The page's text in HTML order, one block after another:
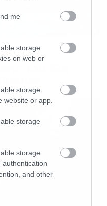
me
storage
on web or
storage
website or app.
storage
storage
authentication
and other
του Sid